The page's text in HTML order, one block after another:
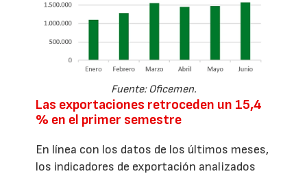
Fuente: Oficemen.
Las exportaciones retroceden un 15,4
% en el primer semestre
En línea con los datos de los últimos meses,
los indicadores de exportación analizados